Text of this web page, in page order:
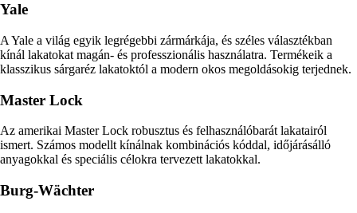
Yale
A Yale a világ egyik legrégebbi zármárkája, és széles választékban
kínál lakatokat magán- és professzionális használatra. Termékeik a
klasszikus sárgaréz lakatoktól a modern okos megoldásokig terjednek.
Master Lock
Az amerikai Master Lock robusztus és felhasználóbarát lakatairól
ismert. Számos modellt kínálnak kombinációs kóddal, időjárásálló
anyagokkal és speciális célokra tervezett lakatokkal.
Burg-Wächter